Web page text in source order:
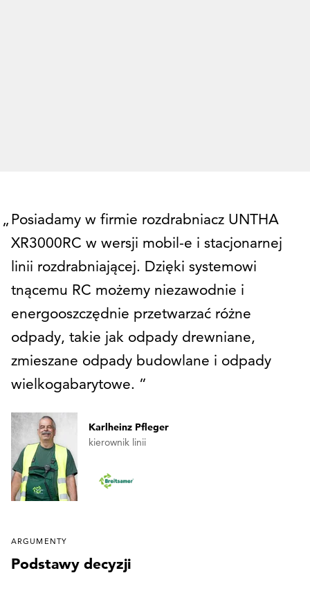
Posiadamy w firmie rozdrabniacz UNTHA
XR3000RC w wersji mobil-e i stacjonarnej
linii rozdrabniającej. Dzięki systemowi
tnącemu RC możemy niezawodnie i
energooszczędnie przetwarzać różne
odpady, takie jak odpady drewniane,
zmieszane odpady budowlane i odpady
wielkogabarytowe.
Karlheinz Pfleger
kierownik linii
ARGUMENTY
Podstawy decyzji